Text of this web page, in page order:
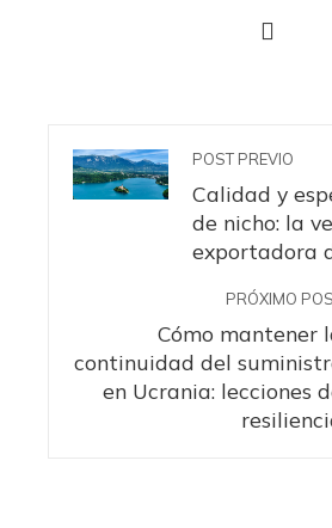
POST PREVIO
Calidad y
de nicho: la
exportadora
PRÓXIMO
Cómo mantener
continuidad del
en Ucrania: lecciones